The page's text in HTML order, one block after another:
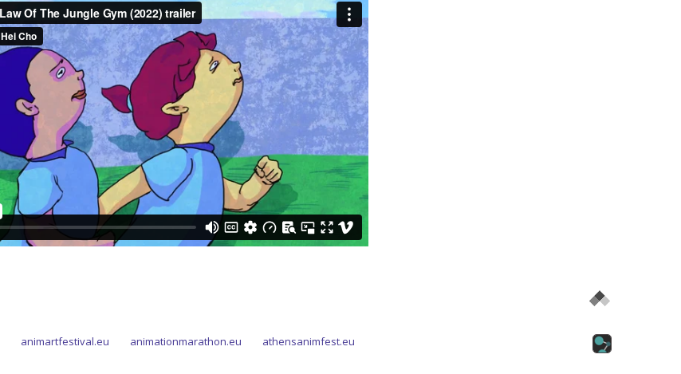
animartfestival.eu animationmarathon.eu athensanimfest.eu